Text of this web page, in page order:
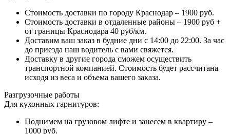
Стоимость доставки по городу Краснодар – 1900 руб.
Стоимость доставки в отдаленные районы – 1900 руб +
от границы Краснодара 40 руб/км.
Доставим ваш заказ в будние дни с 14:00 до 22:00. За час
до приезда наш водитель с вами свяжется.
Доставку в другие города сможем осуществить
транспортной компанией. Стоимость будет рассчитана
исходя из веса и объема вашего заказа.
Разгрузочные работы
Для кухонных гарнитуров:
Поднимем на грузовом лифте и занесем в квартиру –
1000 руб.